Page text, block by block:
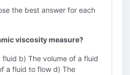
the best answer for each
viscosity measure?
b) The volume of a fluid
a fluid to flow d) The